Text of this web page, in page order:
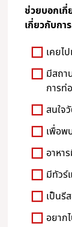
ช่วยบอกเกี่
เกี่ยวกับก
เคยไ
มีสถา
การท่
สนใจ
เพื่อพ
อาหา
มีทัวร์
เป็นรี
อยาก